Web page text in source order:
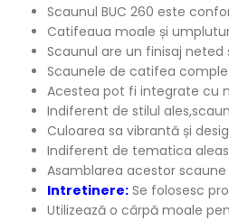
Scaunul BUC 260 este
Catifeaua moale și
Scaunul are un finisaj
Scaunele de catifea
Acestea pot fi integrate cu
Indiferent de stilul
Culoarea sa vibrantă și
Indiferent de tematica
Asamblarea acestor
Intretinere: Se folosesc
Utilizează o cârpă moale